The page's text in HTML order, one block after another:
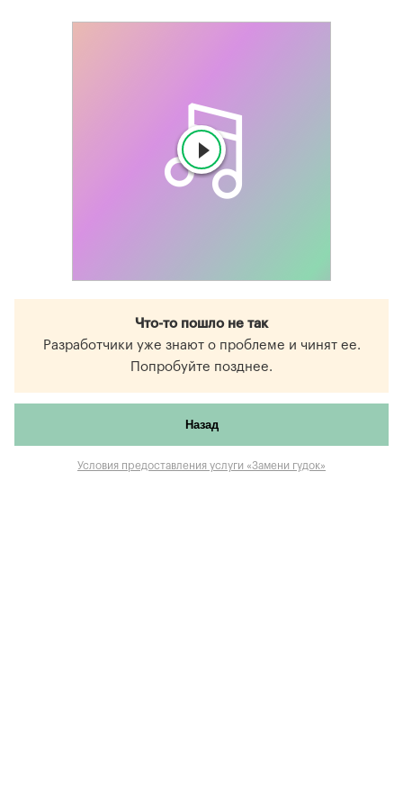
Что-то пошло не так
Разработчики уже знают о проблеме и чинят ее.
Попробуйте позднее.
Назад
Условия предоставления услуги «Замени гудок»